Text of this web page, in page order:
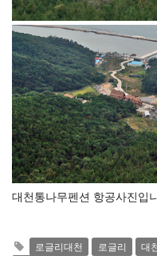
대천통나무펜션 항공사진입
로글리대천 로글리 대